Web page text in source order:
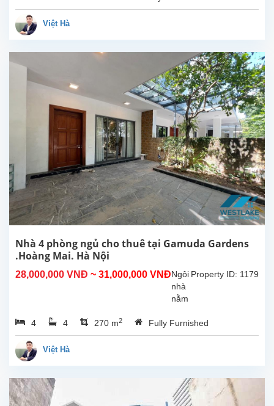
55m2
1
nhà
tắm
,nội
thất
hiện
đại
tiện
nghi,Toà
nhà
có
đầy
đủ
tiện
trường
học...
Việt Hà
Nhà 4 phòng ngủ cho thuê tại Gamuda Gardens
.Hoàng Mai. Hà Nội
28,000,000 VNĐ ~ 31,000,000 VNĐ Property ID: 1179
Ngôi
nhà
nằm
khu
đô
gần
công
4 4 270 m2 Fully Furnished
Việt Hà